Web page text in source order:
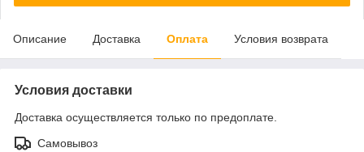
Описание Доставка Оплата Условия возврата
Условия доставки
Доставка осуществляется только по предоплате.
Самовывоз